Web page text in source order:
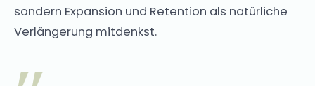
sondern Expansion und Retention als natürliche
Verlängerung mitdenkst.